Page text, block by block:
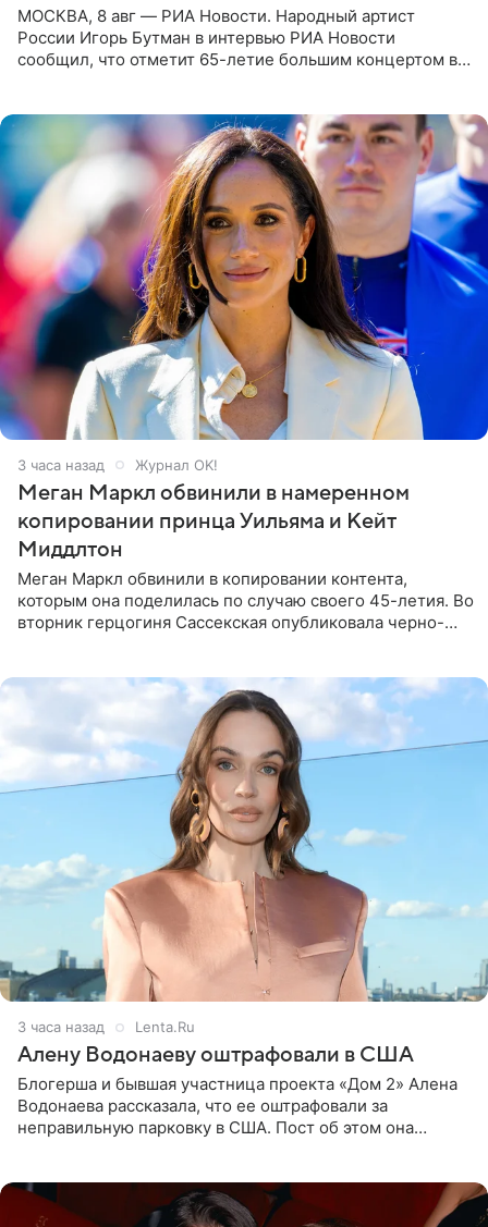
МОСКВА, 8 авг — РИА Новости. Народный артист
России Игорь Бутман в интервью РИА Новости
сообщил, что отметит 65-летие большим концертом в
3 часа назад Журнал OK!
Меган Маркл обвинили в намеренном
копировании принца Уильяма и Кейт
Миддлтон
Меган Маркл обвинили в копировании контента,
которым она поделилась по случаю своего 45-летия. Во
вторник герцогиня Сассекская опубликовала черно-
3 часа назад Lenta.Ru
Алену Водонаеву оштрафовали в США
Блогерша и бывшая участница проекта «Дом 2» Алена
Водонаева рассказала, что ее оштрафовали за
неправильную парковку в США. Пост об этом она